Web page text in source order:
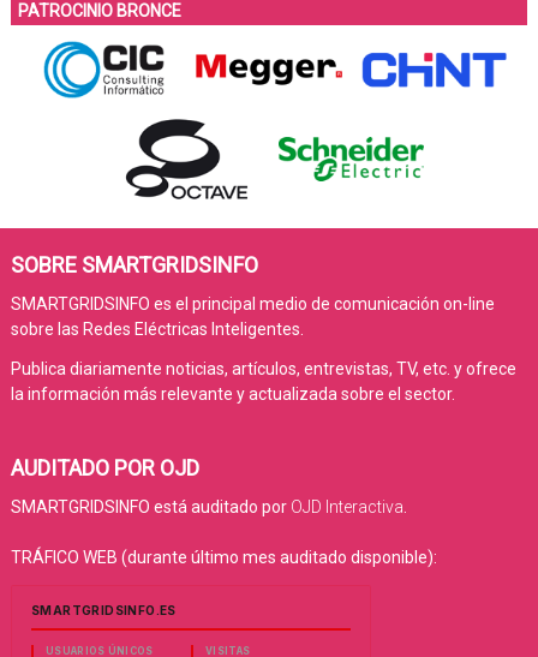
PATROCINIO BRONCE
SOBRE SMARTGRIDSINFO
SMARTGRIDSINFO es el principal medio de comunicación on-line
sobre las Redes Eléctricas Inteligentes.
Publica diariamente noticias, artículos, entrevistas, TV, etc. y ofrece
la información más relevante y actualizada sobre el sector.
AUDITADO POR OJD
SMARTGRIDSINFO está auditado por OJD Interactiva
TRÁFICO WEB (durante último mes auditado disponible):